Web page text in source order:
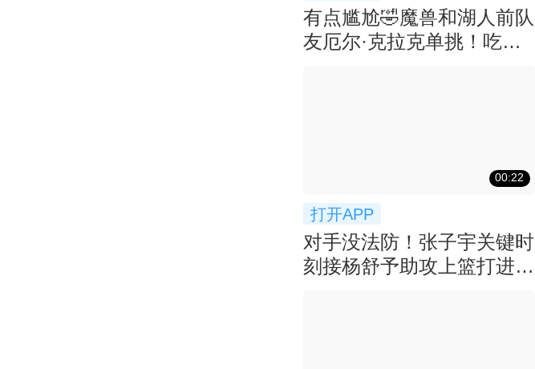
有点尴尬🤣魔兽和湖人前队
友厄尔·克拉克单挑！吃了
00:22
打开APP
对手没法防！张子宇关键时
刻接杨舒予助攻上篮打进，